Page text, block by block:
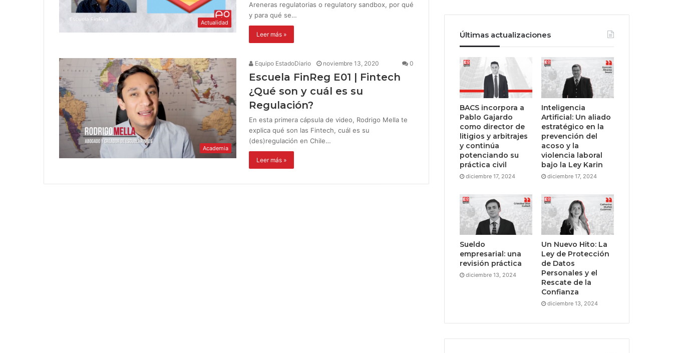
Actualidad
Areneras regulatorias o regulatory sandbox, por qué
y para qué se…
Leer más »
Academia
Equipo EstadoDiario noviembre 13, 2020 0
Escuela FinReg E01 | Fintech
¿Qué son y cuál es su
Regulación?
En esta primera cápsula de video, Rodrigo Mella te
explica qué son las Fintech, cuál es su
(des)regulación en Chile…
Leer más »
Últimas actualizaciones
BACS incorpora a
Pablo Gajardo
como director de
litigios y arbitrajes
y continúa
potenciando su
práctica civil
diciembre 17, 2024
Inteligencia
Artificial: Un aliado
estratégico en la
prevención del
acoso y la
violencia laboral
bajo la Ley Karin
diciembre 17, 2024
Sueldo
empresarial: una
revisión práctica
diciembre 13, 2024
Un Nuevo Hito: La
Ley de Protección
de Datos
Personales y el
Rescate de la
Confianza
diciembre 13, 2024